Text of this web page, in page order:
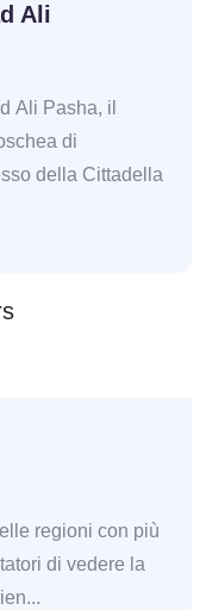
Ali
Ali Pasha, il
di
della Cittadella
regioni con più
di vedere la